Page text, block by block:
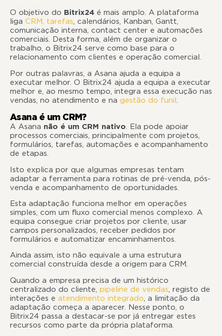
O objetivo do Bitrix24 é mais amplo. A plataforma
liga CRM, tarefas, calendários, Kanban, Gantt,
comunicação interna, contact center e automações
comerciais. Desta forma, além de organizar o
trabalho, o Bitrix24 serve como base para o
relacionamento com clientes e operação comercial.
Por outras palavras, a Asana ajuda a equipa a
executar melhor. O Bitrix24 ajuda a equipa a executar
melhor e, ao mesmo tempo, integra essa execução nas
vendas, no atendimento e na gestão do funil.
Asana é um CRM?
A Asana não é um CRM nativo. Ela pode apoiar
processos comerciais, principalmente com projetos,
formulários, tarefas, automações e acompanhamento
de etapas.
Isto explica por que algumas empresas tentam
adaptar a ferramenta para rotinas de pré-venda, pós-
venda e acompanhamento de oportunidades.
Esta adaptação funciona melhor em operações
simples, com um fluxo comercial menos complexo. A
equipa consegue criar projetos por cliente, usar
campos personalizados, receber pedidos por
formulários e automatizar encaminhamentos.
Ainda assim, isto não equivale a uma estrutura
comercial construída desde a origem para CRM.
Quando a empresa precisa de um histórico
centralizado do cliente, pipeline de vendas, registo de
interações e atendimento integrado, a limitação da
adaptação começa a aparecer. Nesse ponto, o
Bitrix24 passa a destacar-se por já entregar estes
recursos como parte da própria plataforma.